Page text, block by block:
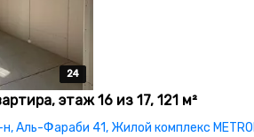
24
24
24
24
24
этаж 16 из 17, 121 м²
Аль-Фараби 41, Жилой комплекс